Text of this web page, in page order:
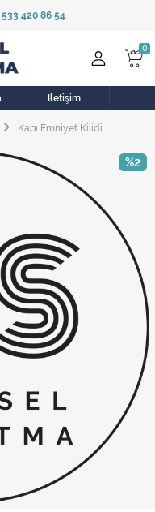
533 420 86 54
Makinesi
İletişim
Kapı Emniyet Kilidi
%2